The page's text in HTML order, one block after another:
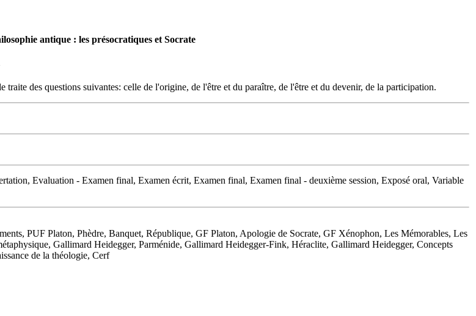
antique : les présocratiques et Socrate
des questions suivantes: celle de l'origine, de l'être et du paraître, de l'être et du devenir, de la participation.
Evaluation - Examen final, Examen écrit, Examen final, Examen final - deuxième session, Exposé oral, Variable
PUF Platon, Phèdre, Banquet, République, GF Platon, Apologie de Socrate, GF Xénophon, Les Mémorables, Les
Gallimard Heidegger, Parménide, Gallimard Heidegger-Fink, Héraclite, Gallimard Heidegger, Concepts
de la théologie, Cerf